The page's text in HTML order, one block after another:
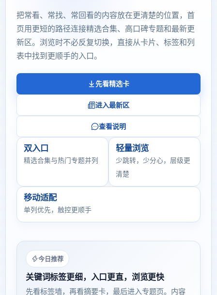
把常看、常找、常回看的内容放在更清楚的位置，首
页用更短的路径连接精选合集、高口碑专题和最新更
新区。浏览时不必反复切换，直接从卡片、标签和列
表中找到更顺手的入口。
先看精选卡
进入最新区
查看说明
双入口
精选合集与热门专题并列
轻量浏览
少跳转，少分心，层级更
清楚
移动适配
单列优先，触控更顺手
今日推荐
关键词标签更细，入口更直，浏览更快
先看标签墙，再看摘要卡，最后进入专题页。内容